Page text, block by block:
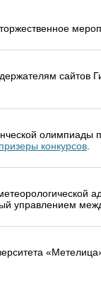
сайтов
олимпиады
конкурсов
управлением